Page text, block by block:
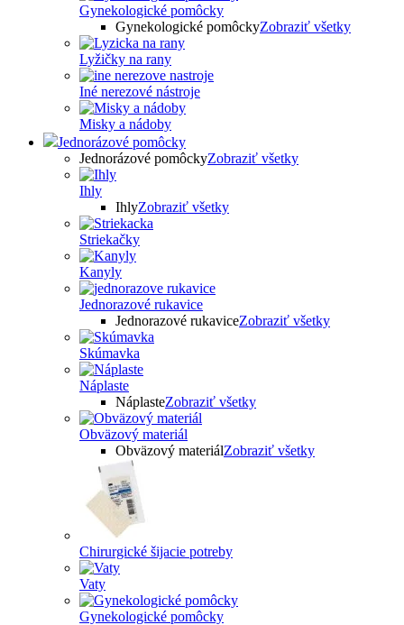
Gynekologické pomôcky
Gynekologické pomôckyZobraziť všetky
Lyžičky na rany
Iné nerezové nástroje
Misky a nádoby
Jednorázové pomôcky
Jednorázové pomôckyZobraziť všetky
Ihly
IhlyZobraziť všetky
Striekačky
Kanyly
Jednorazové rukavice
Jednorazové rukaviceZobraziť všetky
Skúmavka
Náplaste
NáplasteZobraziť všetky
Obväzový materiál
Obväzový materiálZobraziť všetky
Chirurgické šijacie potreby
Vaty
Gynekologické pomôcky